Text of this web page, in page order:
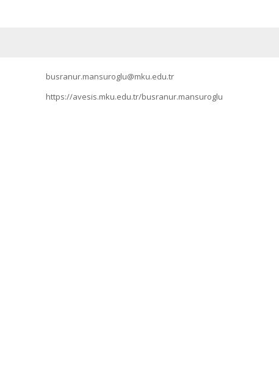
busranur.mansuroglu@mku.edu.tr
https://avesis.mku.edu.tr/busranur.mansuroglu